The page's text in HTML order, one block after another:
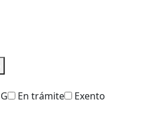
G En trámite
Exento